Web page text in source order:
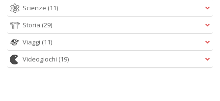
Scienze (11)
Storia (29)
Viaggi (11)
Videogiochi (19)